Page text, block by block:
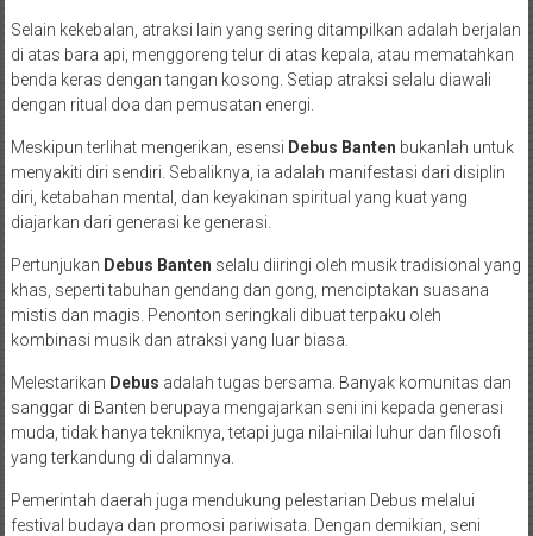
Selain kekebalan, atraksi lain yang sering ditampilkan adalah berjalan
di atas bara api, menggoreng telur di atas kepala, atau mematahkan
benda keras dengan tangan kosong. Setiap atraksi selalu diawali
dengan ritual doa dan pemusatan energi.
Meskipun terlihat mengerikan, esensi Debus Banten bukanlah untuk
menyakiti diri sendiri. Sebaliknya, ia adalah manifestasi dari disiplin
diri, ketabahan mental, dan keyakinan spiritual yang kuat yang
diajarkan dari generasi ke generasi.
Pertunjukan Debus Banten selalu diiringi oleh musik tradisional yang
khas, seperti tabuhan gendang dan gong, menciptakan suasana
mistis dan magis. Penonton seringkali dibuat terpaku oleh
kombinasi musik dan atraksi yang luar biasa.
Melestarikan Debus adalah tugas bersama. Banyak komunitas dan
sanggar di Banten berupaya mengajarkan seni ini kepada generasi
muda, tidak hanya tekniknya, tetapi juga nilai-nilai luhur dan filosofi
yang terkandung di dalamnya.
Pemerintah daerah juga mendukung pelestarian Debus melalui
festival budaya dan promosi pariwisata. Dengan demikian, seni